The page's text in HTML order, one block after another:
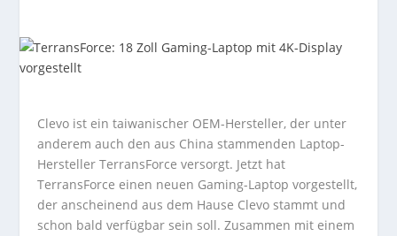
Clevo ist ein taiwanischer OEM-Hersteller, der unter
anderem auch den aus China stammenden Laptop-
Hersteller TerransForce versorgt. Jetzt hat
TerransForce einen neuen Gaming-Laptop vorgestellt,
der anscheinend aus dem Hause Clevo stammt und
schon bald verfügbar sein soll. Zusammen mit einem